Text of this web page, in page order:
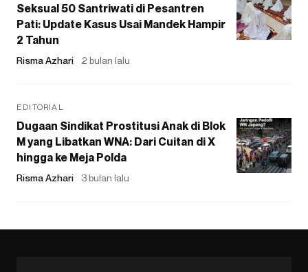
Seksual 50 Santriwati di Pesantren
Pati: Update Kasus Usai Mandek Hampir
2 Tahun
Risma Azhari 2 bulan lalu
EDITORIAL
Dugaan Sindikat Prostitusi Anak di Blok
M yang Libatkan WNA: Dari Cuitan di X
hingga ke Meja Polda
Risma Azhari 3 bulan lalu